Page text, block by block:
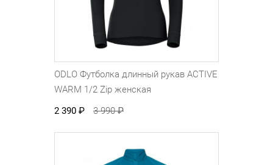
ODLO Футболка длинный рукав ACTIVE
WARM 1/2 Zip женская
2 390 ₽ 3 990₽